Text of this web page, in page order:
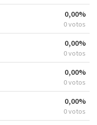
0,00%
0 votos
0,00%
0 votos
0,00%
0 votos
0,00%
0 votos